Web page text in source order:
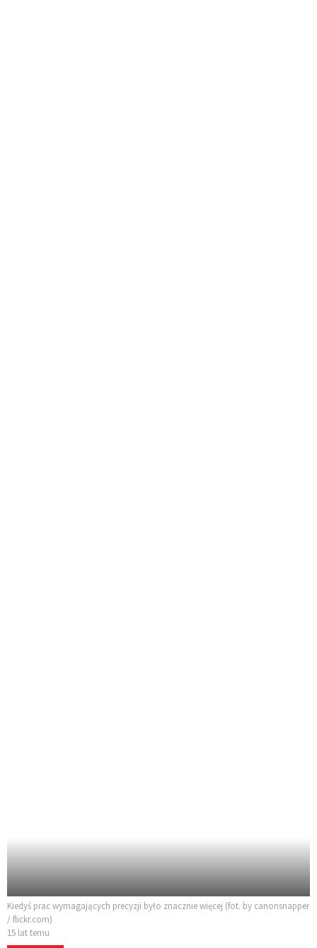
Kiedyś prac wymagających precyzji było znacznie więcej (fot. by canonsnapper
/ flickr.com)
15 lat temu